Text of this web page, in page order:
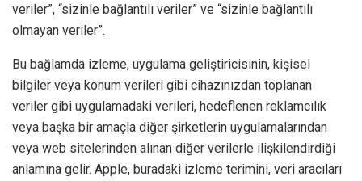
veriler”, “sizinle bağlantılı veriler” ve “sizinle bağlantılı
olmayan veriler”.
Bu bağlamda izleme, uygulama geliştiricisinin, kişisel
bilgiler veya konum verileri gibi cihazınızdan toplanan
veriler gibi uygulamadaki verileri, hedeflenen reklamcılık
veya başka bir amaçla diğer şirketlerin uygulamalarından
veya web sitelerinden alınan diğer verilerle ilişkilendirdiği
anlamına gelir. Apple, buradaki izleme terimini, veri aracıları